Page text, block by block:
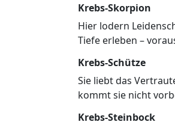
Krebs-Skorpion
Hier lodern
Tiefe erleben –
Krebs-Schütze
Sie liebt das
kommt sie nicht
Krebs-Steinbock